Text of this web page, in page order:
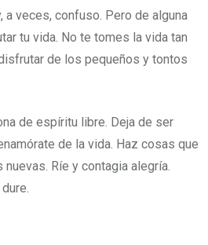
a veces, confuso. Pero de alguna
tu vida. No te tomes la vida tan
de los pequeños y tontos
de espíritu libre. Deja de ser
de la vida. Haz cosas que
Ríe y contagia alegría.